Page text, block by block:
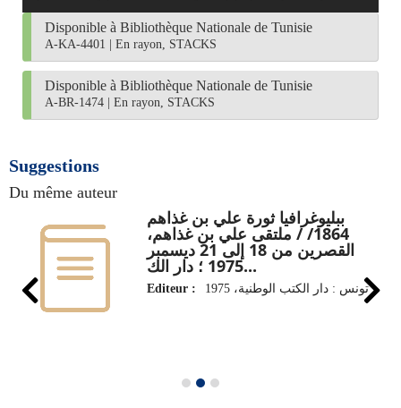
Disponible à Bibliothèque Nationale de Tunisie
A-KA-4401 En rayon, STACKS
Disponible à Bibliothèque Nationale de Tunisie
A-BR-1474 En rayon, STACKS
Suggestions
Du même auteur
ببليوغرافيا ثورة علي بن غذاهم
1864/ / ملتقى علي بن غذاهم،
القصرين من 18 إلى 21 ديسمبر
1975 ؛ دار الك...
Editeur : تونس : دار الكتب الوطنية، 1975